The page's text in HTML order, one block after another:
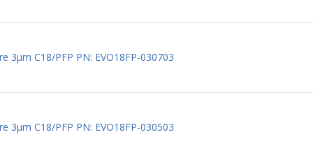
3µm C18/PFP PN: EVO18FP-030703
3µm C18/PFP PN: EVO18FP-030503